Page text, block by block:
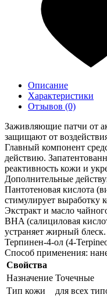
Описание
Характеристики
Отзывов (0)
Заживляющие патчи от
защищают от
Главный компонент
действию.
реактивность кожи и
Дополнительные
Пантотеновая кислота
стимулирует выработку
Экстракт и масло
BHA (салициловая
устраняет жирный блеск.
Терпинен-4-ол (4-
Способ применения:
Свойства
Назначение Точечные
Тип кожи
для всех